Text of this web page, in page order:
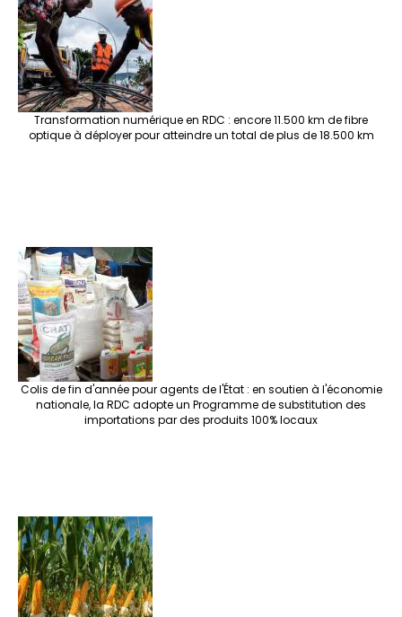
Transformation numérique en RDC : encore 11.500 km de fibre
optique à déployer pour atteindre un total de plus de 18.500 km
Colis de fin d'année pour agents de l'État : en soutien à l'économie
nationale, la RDC adopte un Programme de substitution des
importations par des produits 100% locaux